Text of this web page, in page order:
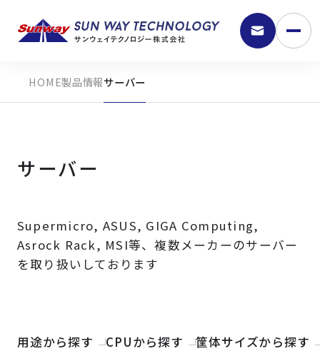
9:30 - 18:00
製品検索
製品情報サーバー
サーバー
Supermicro, ASUS, GIGA Computing,
Asrock Rack, MSI等、複数メーカーのサーバー
を取り扱いしております
用途から探す CPUから探す 筐体サイズから探す